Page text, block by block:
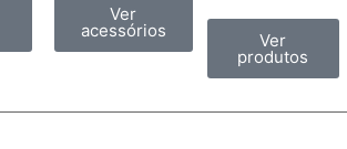
Ver
acessórios Ver
produtos